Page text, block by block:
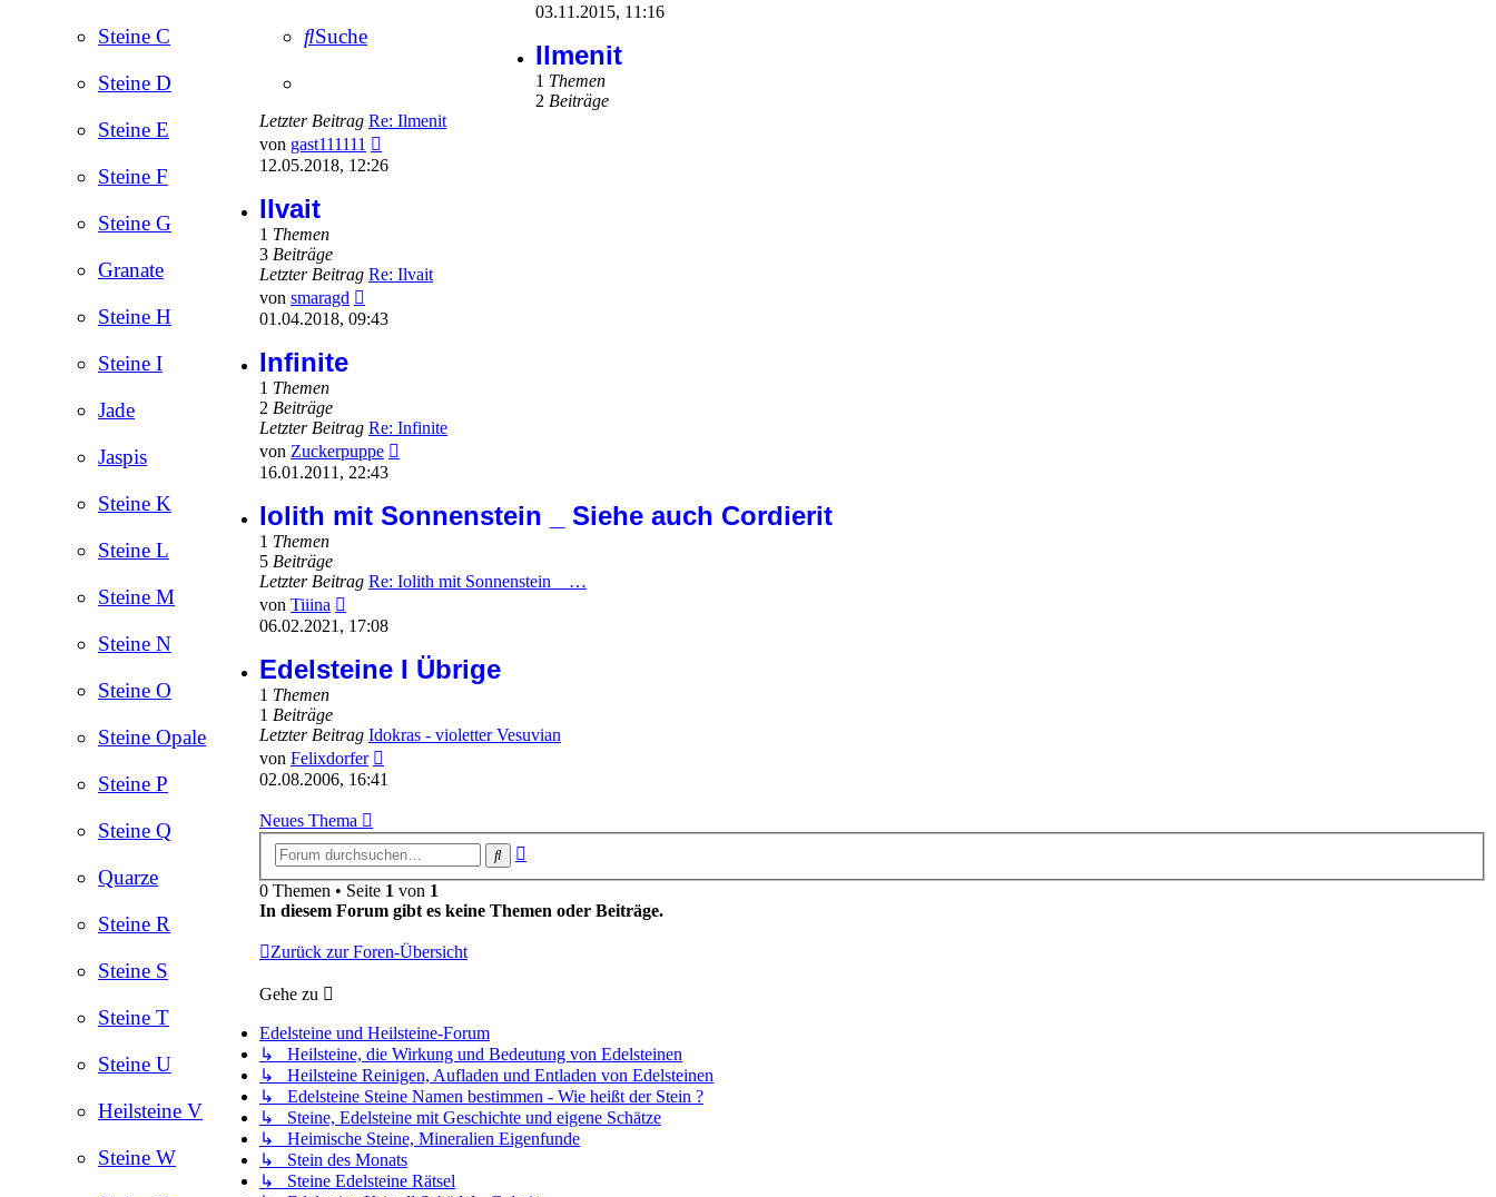
Steine C
Steine D
Steine E
Steine F
Steine G
Granate
Steine H
Steine I
Jade
Jaspis
Steine K
Steine L
Steine M
Steine N
Steine O
Steine Opale
Steine P
Steine Q
Quarze
Steine R
Steine S
Steine T
Steine U
Heilsteine V
Steine W
Suche
Beitrag
03.11.2015, 11:16
Ilmenit
1 Themen
2 Beiträge
Letzter Beitrag Re: Ilmenit
von gast111111
Beitrag
12.05.2018, 12:26
Ilvait
1 Themen
3 Beiträge
Letzter Beitrag Re: Ilvait
von smaragd
Beitrag
01.04.2018, 09:43
Infinite
1 Themen
2 Beiträge
Letzter Beitrag Re: Infinite
von Zuckerpuppe
16.01.2011, 22:43
Iolith mit Sonnenstein _ Siehe auch Cordierit
1 Themen
5 Beiträge
Letzter Beitrag Re: Iolith mit Sonnenstein _ …
von Tiiina
Beitrag
06.02.2021, 17:08
Edelsteine I Übrige
1 Themen
1 Beiträge
Letzter Beitrag Idokras - violetter Vesuvian
von Felixdorfer
Beitrag
02.08.2006, 16:41
Neues Thema
Suche
0 Themen • Seite 1 von 1
In diesem Forum gibt es keine Themen oder Beiträge.
Zurück zur Foren-Übersicht
Gehe zu
Edelsteine und Heilsteine-Forum
↳ Heilsteine, die Wirkung und Bedeutung von Edelsteinen
↳ Heilsteine Reinigen, Aufladen und Entladen von Edelsteinen
↳ Edelsteine Steine Namen bestimmen - Wie heißt der Stein ?
↳ Steine, Edelsteine mit Geschichte und eigene Schätze
↳ Heimische Steine, Mineralien Eigenfunde
↳ Stein des Monats
↳ Steine Edelsteine Rätsel